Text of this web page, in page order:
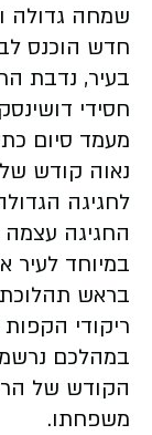
שמחה גדולה
חדש הוכנס
בעיר, נדבת
חסידי
מעמד סיום
נאוה קודש
לחגיגה
החגיגה
במיוחד לעיר
בראש
ריקודי
במהלכם
הקודש של
משפחתו.